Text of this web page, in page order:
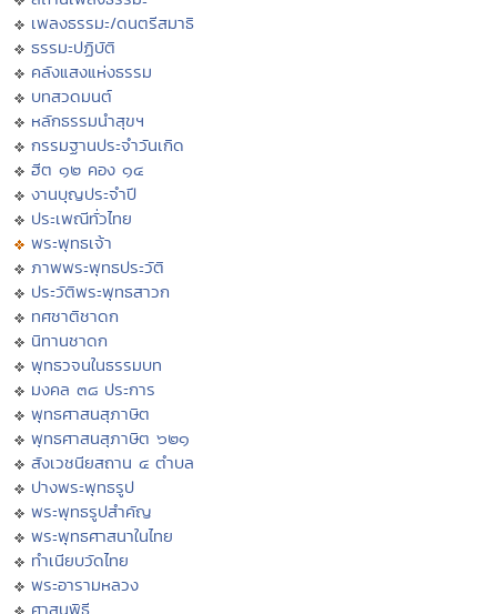
เพลงธรรมะ/ดนตรีสมาธิ
ธรรมะปฏิบัติ
คลังแสงแห่งธรรม
บทสวดมนต์
หลักธรรมนำสุขฯ
กรรมฐานประจำวันเกิด
ฮีต ๑๒ คอง ๑๔
งานบุญประจำปี
ประเพณีทั่วไทย
พระพุทธเจ้า
ภาพพระพุทธประวัติ
ประวัติพระพุทธสาวก
ทศชาติชาดก
นิทานชาดก
พุทธวจนในธรรมบท
มงคล ๓๘ ประการ
พุทธศาสนสุภาษิต
พุทธศาสนสุภาษิต ๖๒๑
สังเวชนียสถาน ๔ ตำบล
ปางพระพุทธรูป
พระพุทธรูปสำคัญ
พระพุทธศาสนาในไทย
ทำเนียบวัดไทย
พระอารามหลวง
ศาสนพิธี